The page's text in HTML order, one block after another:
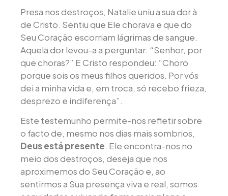
Presa nos destroços, Natalie uniu a sua dor à
de Cristo. Sentiu que Ele chorava e que do
Seu Coração escorriam lágrimas de sangue.
Aquela dor levou-a a perguntar: “Senhor, por
que choras?” E Cristo respondeu: “Choro
porque sois os meus filhos queridos. Por vós
dei a minha vida e, em troca, só recebo frieza,
desprezo e indiferença”.
Este testemunho permite-nos refletir sobre
o facto de, mesmo nos dias mais sombrios,
Deus está presente. Ele encontra-nos no
meio dos destroços, deseja que nos
aproximemos do Seu Coração e, ao
sentirmos a Sua presença viva e real, somos